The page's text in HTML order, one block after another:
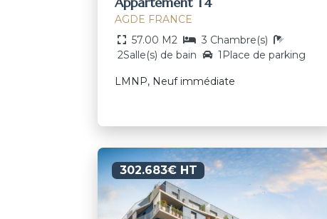
AGDE FRANCE
57.00 M2
3 Chambre(s)
2Salle(s) de bain
1Place de parking
LMNP, Neuf immédiate
302.683€ HT